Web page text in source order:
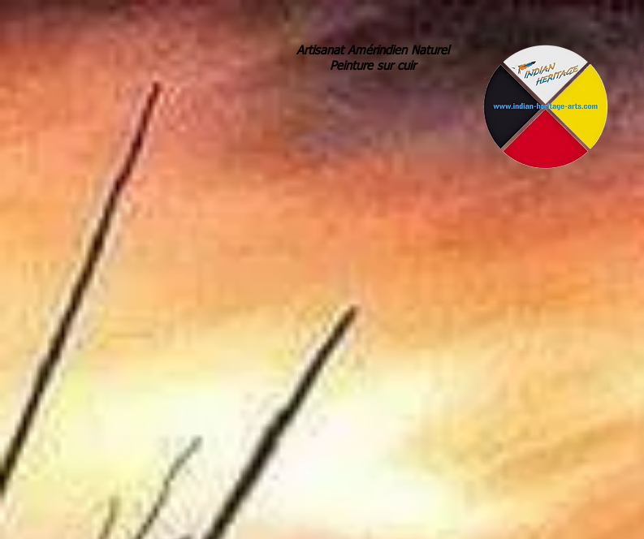
Artisanat Amérindien Naturel
Peinture sur cuir